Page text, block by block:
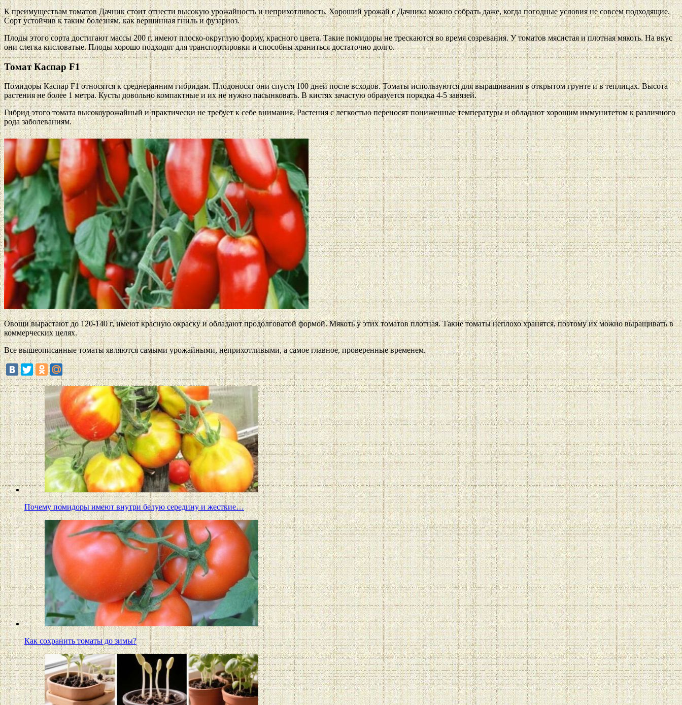
К преимуществам томатов Дачник стоит отнести высокую урожайность и неприхотливость. Хороший урожай с Дачника можно собрать даже, когда погодные условия не совсем подходящие.
Сорт устойчив к таким болезням, как вершинная гниль и фузариоз.
Плоды этого сорта достигают массы 200 г, имеют плоско-округлую форму, красного цвета. Такие помидоры не трескаются во время созревания. У томатов мясистая и плотная мякоть. На вкус
они слегка кисловатые. Плоды хорошо подходят для транспортировки и способны храниться достаточно долго.
Томат Каспар F1
Помидоры Каспар F1 относятся к среднеранним гибридам. Плодоносят они спустя 100 дней после всходов. Томаты используются для выращивания в открытом грунте и в теплицах. Высота
растения не более 1 метра. Кусты довольно компактные и их не нужно пасынковать. В кистях зачастую образуется порядка 4-5 завязей.
Гибрид этого томата высокоурожайный и практически не требует к себе внимания. Растения с легкостью переносят пониженные температуры и обладают хорошим иммунитетом к различного
рода заболеваниям.
Овощи вырастают до 120-140 г, имеют красную окраску и обладают продолговатой формой. Мякоть у этих томатов плотная. Такие томаты неплохо хранятся, поэтому их можно выращивать в
коммерческих целях.
Все вышеописанные томаты являются самыми урожайными, неприхотливыми, а самое главное, проверенные временем.
Почему помидоры имеют внутри белую середину и жесткие…
Как сохранить томаты до зимы?